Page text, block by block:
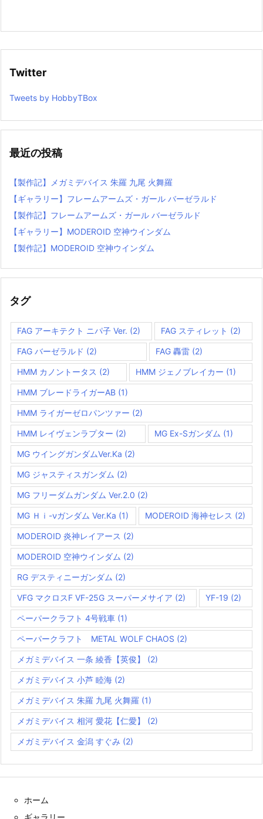
Twitter
Tweets by HobbyTBox
最近の投稿
【製作記】メガミデバイス 朱羅 九尾 火舞羅
【ギャラリー】フレームアームズ・ガール バーゼラルド
【製作記】フレームアームズ・ガール バーゼラルド
【ギャラリー】MODEROID 空神ウインダム
【製作記】MODEROID 空神ウインダム
タグ
FAG アーキテクト ニパ子 Ver. (2) FAG スティレット (2)
FAG バーゼラルド (2) FAG 轟雷 (2)
HMM カノントータス (2) HMM ジェノブレイカー (1)
HMM ブレードライガーAB (1)
HMM ライガーゼロパンツァー (2)
HMM レイヴェンラプター (2) MG Ex-Sガンダム (1)
MG ウイングガンダムVer.Ka (2)
MG ジャスティスガンダム (2)
MG フリーダムガンダム Ver.2.0 (2)
MG Ｈｉ-νガンダム Ver.Ka (1) MODEROID 海神セレス (2)
MODEROID 炎神レイアース (2)
MODEROID 空神ウインダム (2)
RG デスティニーガンダム (2)
VFG マクロスF VF-25G スーパーメサイア (2) YF-19 (2)
ペーパークラフト 4号戦車 (1)
ペーパークラフト METAL WOLF CHAOS (2)
メガミデバイス 一条 綾香【英俊】 (2)
メガミデバイス 小芦 睦海 (2)
メガミデバイス 朱羅 九尾 火舞羅 (1)
メガミデバイス 相河 愛花【仁愛】 (2)
メガミデバイス 金潟 すぐみ (2)
ホーム